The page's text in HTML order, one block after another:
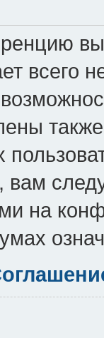
всего
вам
на